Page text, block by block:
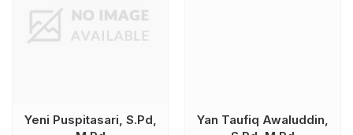
Yeni Puspitasari, S.Pd,
Yan Taufiq Awaluddin,